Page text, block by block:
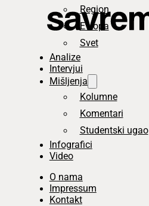
Region
Evropa
Svet
Analize
Intervjui
Mišljenja
Kolumne
Komentari
Studentski ugao
Infografici
Video
O nama
Impressum
Kontakt